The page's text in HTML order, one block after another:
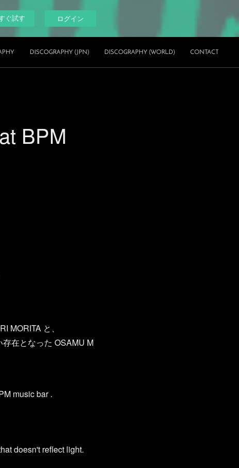
ぐ試す ログイン
DISCOGRAPHY (JPN) DISCOGRAPHY (WORLD) CONTACT
BPM
MORITA と、
在となった OSAMU M
music bar .
doesn't reflect light.